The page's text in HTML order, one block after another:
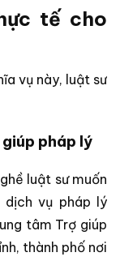
tế cho
vụ này, luật sư
pháp lý
luật sư muốn
dịch vụ pháp lý
tâm Trợ giúp
thành phố nơi